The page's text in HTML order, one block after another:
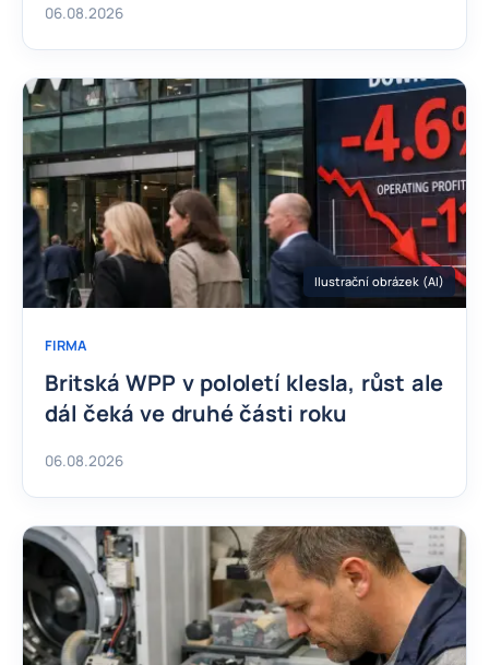
06.08.2026
Ilustrační obrázek (AI)
FIRMA
Britská WPP v pololetí klesla, růst ale
dál čeká ve druhé části roku
06.08.2026